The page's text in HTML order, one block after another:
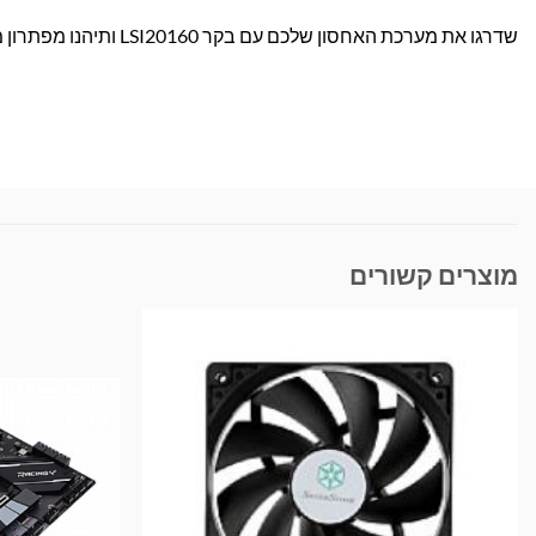
שדרגו את מערכת האחסון שלכם עם בקר LSI20160 ותיהנו מפתרון מקצועי, אמין ועוצמתי. הזמינו עכשיו בבראומרס!
מוצרים קשורים